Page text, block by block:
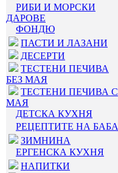
РИБИ И МОРСКИ
ДАРОВЕ
ФОНДЮ
ПАСТИ И ЛАЗАНИ
ДЕСЕРТИ
ТЕСТЕНИ ПЕЧИВА
БЕЗ МАЯ
ТЕСТЕНИ ПЕЧИВА С
МАЯ
ДЕТСКА КУХНЯ
РЕЦЕПТИТЕ НА БАБА
ЗИМНИНА
ЕРГЕНСКА КУХНЯ
НАПИТКИ